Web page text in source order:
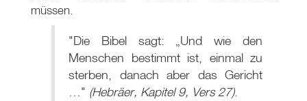
müssen.
"Die Bibel sagt: „Und wie den
Menschen bestimmt ist, einmal zu
sterben, danach aber das Gericht
…" (Hebräer, Kapitel 9, Vers 27).